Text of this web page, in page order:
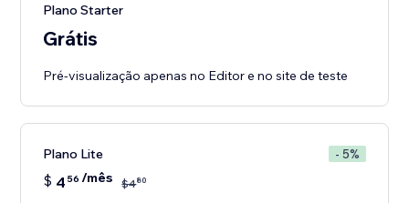
Plano Starter
Grátis
Pré-visualização apenas no Editor e no site de teste
Plano Lite - 5%
$ 4 56 /mês $480